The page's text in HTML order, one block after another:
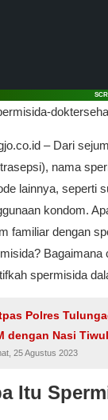
– Dari
nama
lainnya, seperti
kondom.
familiar dengan
Bagaimana
spermisida
Polres
dengan Nasi Tiwul
25 Agustus 2023
Itu